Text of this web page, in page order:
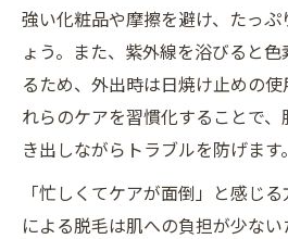
強い化粧品や摩擦を避け、たっ
ょう。また、紫外線を浴びると
るため、外出時は日焼け止めの
れらのケアを習慣化することで
き出しながらトラブルを防げます。
「忙しくてケアが面倒」と感じ
による脱毛は肌への負担が少な